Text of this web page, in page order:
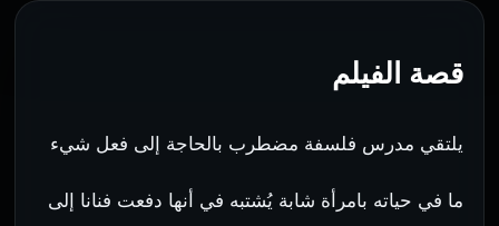
قصة الفيلم
يلتقي مدرس فلسفة مضطرب بالحاجة إلى فعل شيء
ما في حياته بامرأة شابة يُشتبه في أنها دفعت فنانا إلى